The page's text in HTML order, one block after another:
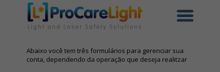
Abaixo você tem três formulários para gerenciar sua
conta, dependendo da operação que deseja realitzar